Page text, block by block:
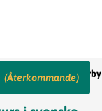
(Återkommande)
Bildningscenter, Vårby